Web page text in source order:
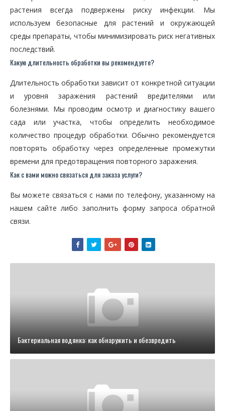
растения всегда подвержены риску инфекции. Мы
используем безопасные для растений и окружающей
среды препараты, чтобы минимизировать риск негативных
последствий.
Какую длительность обработки вы рекомендуете?
Длительность обработки зависит от конкретной ситуации
и уровня заражения растений вредителями или
болезнями. Мы проводим осмотр и диагностику вашего
сада или участка, чтобы определить необходимое
количество процедур обработки. Обычно рекомендуется
повторять обработку через определенные промежутки
времени для предотвращения повторного заражения.
Как с вами можно связаться для заказа услуги?
Вы можете связаться с нами по телефону, указанному на
нашем сайте либо заполнить форму запроса обратной
связи.
Бактериальная водянка: как обнаружить и обезвредить